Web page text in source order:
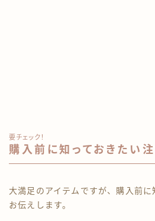
要チェック！
購入前に知っておきたい
大満足のアイテムですが、購入前に
お伝えします。